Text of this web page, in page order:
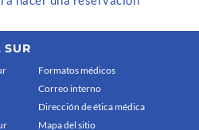
SUR
Formatos médicos
Correo interno
Dirección de ética médica
Mapa del sitio